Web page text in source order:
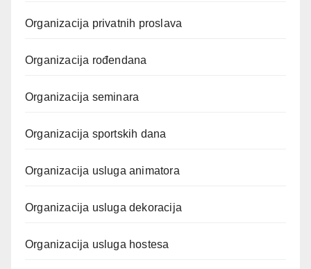
Organizacija privatnih proslava
Organizacija rođendana
Organizacija seminara
Organizacija sportskih dana
Organizacija usluga animatora
Organizacija usluga dekoracija
Organizacija usluga hostesa